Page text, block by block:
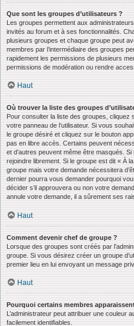
Que sont les groupes d’utilisateurs ?
Les groupes permettent aux
invités au forum et à ses fonctionnalités.
plusieurs groupes et chaque groupe peut
membres par l’intermédiaire des groupes
rapidement les permissions de plusieurs
permissions de modération ou rendre
Haut
Où trouver la liste des groupes
Pour consulter la liste des groupes, cliquez
votre panneau de l’utilisateur. Si vous
le groupe désiré et cliquez sur le bouton
pas en libre accès. Certains peuvent
et d’autres peuvent même être masqués.
rejoindre librement. Si le groupe est dit « À
groupe mais votre demande nécessitera
dernier pourra vous demander pourquoi
décider s’il approuvera ou non votre
annule votre demande, il a sûrement ses
Haut
Comment devenir chef de groupe ?
Lorsque des groupes sont créés par
groupe. Si vous désirez créer un groupe
premier lieu en lui envoyant un message
Haut
Pourquoi certains membres
L’administrateur peut attribuer une couleur
facilement identifiables.